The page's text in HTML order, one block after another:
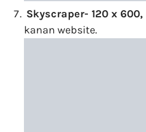
Skyscraper- 120 x 600,
kanan website.